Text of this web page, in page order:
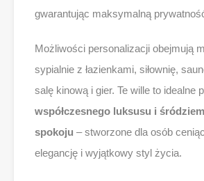
gwarantując maksymalną
Możliwości personalizacji obejmują
sypialnie z łazienkami, siłownię,
salę kinową i gier. Te wille to idealne
współczesnego luksusu i
spokoju – stworzone dla osób
elegancję i wyjątkowy styl życia.